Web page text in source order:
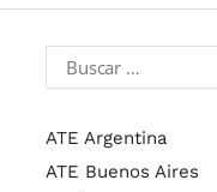
ATE Argentina
ATE Buenos Aires